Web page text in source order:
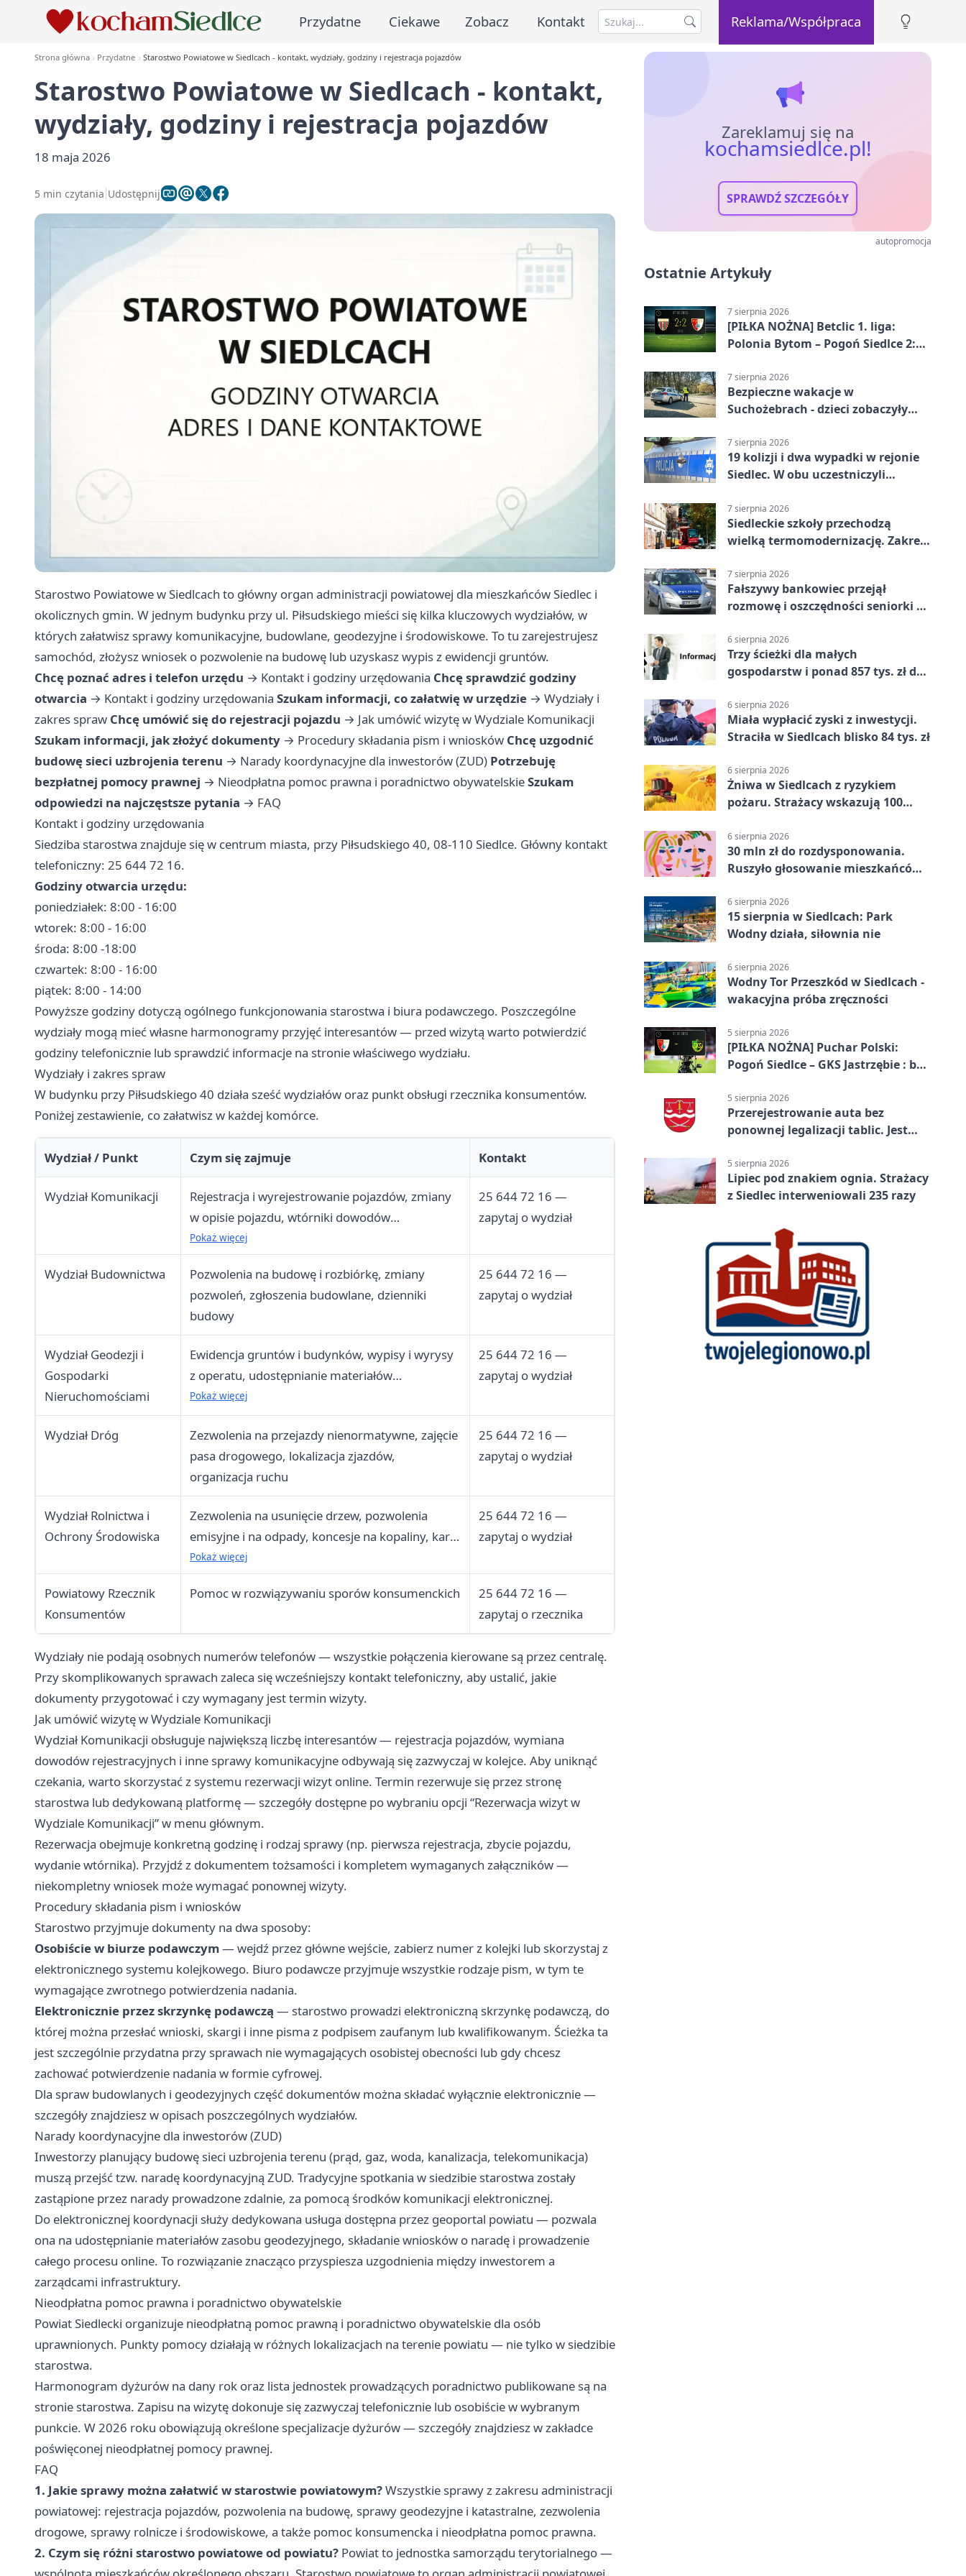
Przydatne Ciekawe Zobacz Kontakt Reklama/Współpraca
Strona główna Przydatne Starostwo Powiatowe w Siedlcach - kontakt, wydziały, godziny i rejestracja pojazdów
Starostwo Powiatowe w Siedlcach - kontakt,
wydziały, godziny i rejestracja pojazdów
18 maja 2026
5 min czytania Udostępnij
Starostwo Powiatowe w Siedlcach to główny organ administracji powiatowej dla mieszkańców Siedlec i
okolicznych gmin. W jednym budynku przy ul. Piłsudskiego mieści się kilka kluczowych wydziałów, w
których załatwisz sprawy komunikacyjne, budowlane, geodezyjne i środowiskowe. To tu zarejestrujesz
samochód, złożysz wniosek o pozwolenie na budowę lub uzyskasz wypis z ewidencji gruntów.
Chcę poznać adres i telefon urzędu → Kontakt i godziny urzędowania Chcę sprawdzić godziny
otwarcia → Kontakt i godziny urzędowania Szukam informacji, co załatwię w urzędzie → Wydziały i
zakres spraw Chcę umówić się do rejestracji pojazdu → Jak umówić wizytę w Wydziale Komunikacji
Szukam informacji, jak złożyć dokumenty → Procedury składania pism i wniosków Chcę uzgodnić
budowę sieci uzbrojenia terenu → Narady koordynacyjne dla inwestorów (ZUD) Potrzebuję
bezpłatnej pomocy prawnej → Nieodpłatna pomoc prawna i poradnictwo obywatelskieSzukam
odpowiedzi na najczęstsze pytania → FAQ
Kontakt i godziny urzędowania
Siedziba starostwa znajduje się w centrum miasta, przy Piłsudskiego 40, 08-110 Siedlce. Główny kontakt
telefoniczny: 25 644 72 16.
Godziny otwarcia urzędu:
poniedziałek: 8:00 - 16:00
wtorek: 8:00 - 16:00
środa: 8:00 -18:00
czwartek: 8:00 - 16:00
piątek: 8:00 - 14:00
Powyższe godziny dotyczą ogólnego funkcjonowania starostwa i biura podawczego. Poszczególne
wydziały mogą mieć własne harmonogramy przyjęć interesantów — przed wizytą warto potwierdzić
godziny telefonicznie lub sprawdzić informacje na stronie właściwego wydziału.
Wydziały i zakres spraw
W budynku przy Piłsudskiego 40 działa sześć wydziałów oraz punkt obsługi rzecznika konsumentów.
Poniżej zestawienie, co załatwisz w każdej komórce.
Wydział / Punkt Czym się zajmuje Kontakt
Wydział Komunikacji
Rejestracja i wyrejestrowanie pojazdów, zmiany
w opisie pojazdu, wtórniki dowodów
rejestracyjnych i tablic, adnotacje o zastawie
rejestrowym
Pokaż więcej
25 644 72 16 —
zapytaj o wydział
Wydział Budownictwa
Pozwolenia na budowę i rozbiórkę, zmiany
pozwoleń, zgłoszenia budowlane, dzienniki
budowy
25 644 72 16 —
zapytaj o wydział
Wydział Geodezji i
Gospodarki
Nieruchomościami
Ewidencja gruntów i budynków, wypisy i wyrysy
z operatu, udostępnianie materiałów
geodezyjnych, przekształcenie użytkowania
wieczystego, klasyfikacja gleboznawcza
Pokaż więcej
25 644 72 16 —
zapytaj o wydział
Wydział Dróg
Zezwolenia na przejazdy nienormatywne, zajęcie
pasa drogowego, lokalizacja zjazdów,
organizacja ruchu
25 644 72 16 —
zapytaj o wydział
Wydział Rolnictwa i
Ochrony Środowiska
Zezwolenia na usunięcie drzew, pozwolenia
emisyjne i na odpady, koncesje na kopaliny, karty
wędkarskie, rejestr zwierząt
Pokaż więcej
25 644 72 16 —
zapytaj o wydział
Powiatowy Rzecznik
Konsumentów
Pomoc w rozwiązywaniu sporów konsumenckich
25 644 72 16 —
zapytaj o rzecznika
Wydziały nie podają osobnych numerów telefonów — wszystkie połączenia kierowane są przez centralę.
Przy skomplikowanych sprawach zaleca się wcześniejszy kontakt telefoniczny, aby ustalić, jakie
dokumenty przygotować i czy wymagany jest termin wizyty.
Jak umówić wizytę w Wydziale Komunikacji
Wydział Komunikacji obsługuje największą liczbę interesantów — rejestracja pojazdów, wymiana
dowodów rejestracyjnych i inne sprawy komunikacyjne odbywają się zazwyczaj w kolejce. Aby uniknąć
czekania, warto skorzystać z systemu rezerwacji wizyt online. Termin rezerwuje się przez stronę
starostwa lub dedykowaną platformę — szczegóły dostępne po wybraniu opcji “Rezerwacja wizyt w
Wydziale Komunikacji” w menu głównym.
Rezerwacja obejmuje konkretną godzinę i rodzaj sprawy (np. pierwsza rejestracja, zbycie pojazdu,
wydanie wtórnika). Przyjdź z dokumentem tożsamości i kompletem wymaganych załączników —
niekompletny wniosek może wymagać ponownej wizyty.
Procedury składania pism i wniosków
Starostwo przyjmuje dokumenty na dwa sposoby:
Osobiście w biurze podawczym— wejdź przez główne wejście, zabierz numer z kolejki lub skorzystaj z
elektronicznego systemu kolejkowego. Biuro podawcze przyjmuje wszystkie rodzaje pism, w tym te
wymagające zwrotnego potwierdzenia nadania.
Elektronicznie przez skrzynkę podawczą — starostwo prowadzi elektroniczną skrzynkę podawczą, do
której można przesłać wnioski, skargi i inne pisma z podpisem zaufanym lub kwalifikowanym. Ścieżka ta
jest szczególnie przydatna przy sprawach nie wymagających osobistej obecności lub gdy chcesz
zachować potwierdzenie nadania w formie cyfrowej.
Dla spraw budowlanych i geodezyjnych część dokumentów można składać wyłącznie elektronicznie —
szczegóły znajdziesz w opisach poszczególnych wydziałów.
Narady koordynacyjne dla inwestorów (ZUD)
Inwestorzy planujący budowę sieci uzbrojenia terenu (prąd, gaz, woda, kanalizacja, telekomunikacja)
muszą przejść tzw. naradę koordynacyjną ZUD. Tradycyjne spotkania w siedzibie starostwa zostały
zastąpione przez narady prowadzone zdalnie, za pomocą środków komunikacji elektronicznej.
Do elektronicznej koordynacji służy dedykowana usługa dostępna przez geoportal powiatu — pozwala
ona na udostępnianie materiałów zasobu geodezyjnego, składanie wniosków o naradę i prowadzenie
całego procesu online. To rozwiązanie znacząco przyspiesza uzgodnienia między inwestorem a
zarządcami infrastruktury.
Nieodpłatna pomoc prawna i poradnictwo obywatelskie
Powiat Siedlecki organizuje nieodpłatną pomoc prawną i poradnictwo obywatelskie dla osób
uprawnionych. Punkty pomocy działają w różnych lokalizacjach na terenie powiatu — nie tylko w siedzibie
starostwa.
Harmonogram dyżurów na dany rok oraz lista jednostek prowadzących poradnictwo publikowane są na
stronie starostwa. Zapisu na wizytę dokonuje się zazwyczaj telefonicznie lub osobiście w wybranym
punkcie. W 2026 roku obowiązują określone specjalizacje dyżurów — szczegóły znajdziesz w zakładce
poświęconej nieodpłatnej pomocy prawnej.
FAQ
1. Jakie sprawy można załatwić w starostwie powiatowym?Wszystkie sprawy z zakresu administracji
powiatowej: rejestracja pojazdów, pozwolenia na budowę, sprawy geodezyjne i katastralne, zezwolenia
drogowe, sprawy rolnicze i środowiskowe, a także pomoc konsumencka i nieodpłatna pomoc prawna.
2. Czym się różni starostwo powiatowe od powiatu? Powiat to jednostka samorządu terytorialnego —
Zareklamuj się na
kochamsiedlce.pl!
SPRAWDŹ SZCZEGÓŁY
autopromocja
Ostatnie Artykuły
7 sierpnia 2026
[PIŁKA NOŻNA] Betclic 1. liga:
Polonia Bytom – Pogoń Siedlce 2:2.
emocjonującej końcówce
7 sierpnia 2026
Bezpieczne wakacje w
Suchożebrach - dzieci zobaczyły
7 sierpnia 2026
19 kolizji i dwa wypadki w rejonie
Siedlec. W obu uczestniczyli
7 sierpnia 2026
Siedleckie szkoły przechodzą
wielką termomodernizację. Zakres
7 sierpnia 2026
Fałszywy bankowiec przejął
rozmowę i oszczędności seniorki z
6 sierpnia 2026
Trzy ścieżki dla małych
gospodarstw i ponad 857 tys. zł do
6 sierpnia 2026
Miała wypłacić zyski z inwestycji.
Straciła w Siedlcach blisko 84 tys. zł
6 sierpnia 2026
Żniwa w Siedlcach z ryzykiem
pożaru. Strażacy wskazują 100
6 sierpnia 2026
30 mln zł do rozdysponowania.
Ruszyło głosowanie mieszkańców
6 sierpnia 2026
15 sierpnia w Siedlcach: Park
Wodny działa, siłownia nie
6 sierpnia 2026
Wodny Tor Przeszkód w Siedlcach -
wakacyjna próba zręczności
5 sierpnia 2026
[PIŁKA NOŻNA] Puchar Polski:
Pogoń Siedlce – GKS Jastrzębie : bez
5 sierpnia 2026
Przerejestrowanie auta bez
ponownej legalizacji tablic. Jest
5 sierpnia 2026
Lipiec pod znakiem ognia. Strażacy
z Siedlec interweniowali 235 razy